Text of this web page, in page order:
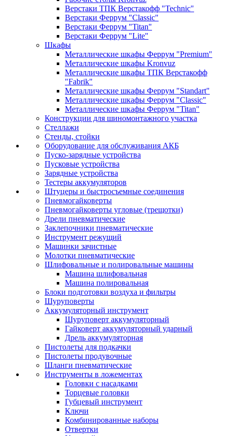
Верстаки ТПК Верстакофф "Technic"
Верстаки Феррум "Classic"
Верстаки Феррум "Titan"
Верстаки Феррум "Lite"
Шкафы
Металлические шкафы Феррум "Premium"
Металлические шкафы Kronvuz
Металлические шкафы ТПК Верстакофф
"Fabrik"
Металлические шкафы Феррум "Standart"
Металлические шкафы Феррум "Classic"
Металлические шкафы Феррум "Titan"
Конструкции для шиномонтажного участка
Стеллажи
Стенды, стойки
Оборудование для обслуживания АКБ
Пуско-зарядные устройства
Пусковые устройства
Зарядные устройства
Тестеры аккумуляторов
Штуцеры и быстросъемные соединения
Пневмогайковерты
Пневмогайковерты угловые (трещотки)
Дрели пневматические
Заклепочники пневматические
Инструмент режущий
Машинки зачистные
Молотки пневматические
Шлифовальные и полировальные машины
Машина шлифовальная
Машина полировальная
Блоки подготовки воздуха и фильтры
Шуруповерты
Аккумуляторный инструмент
Шуруповерт аккумуляторный
Гайковерт аккумуляторный ударный
Дрель аккумуляторная
Пистолеты для подкачки
Пистолеты продувочные
Шланги пневматические
Инструменты в ложементах
Головки с насадками
Торцевые головки
Губцевый инструмент
Ключи
Комбинированные наборы
Отвертки